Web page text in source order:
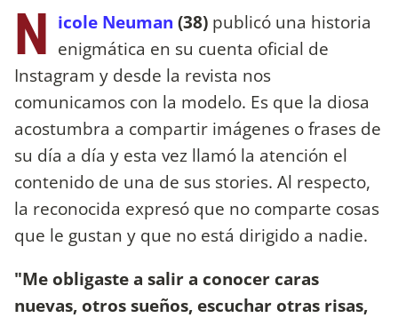
N icole Neuman (38) publicó una historia
enigmática en su cuenta oficial de
Instagram y desde la revista nos
comunicamos con la modelo. Es que la diosa
acostumbra a compartir imágenes o frases de
su día a día y esta vez llamó la atención el
contenido de una de sus stories. Al respecto,
la reconocida expresó que no comparte cosas
que le gustan y que no está dirigido a nadie.
"Me obligaste a salir a conocer caras
nuevas, otros sueños, escuchar otras risas,